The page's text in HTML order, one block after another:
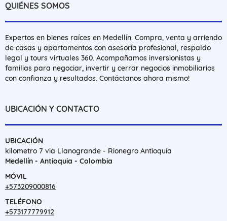
QUIÉNES SOMOS
Expertos en bienes raíces en Medellín. Compra, venta y arriendo
de casas y apartamentos con asesoría profesional, respaldo
legal y tours virtuales 360. Acompañamos inversionistas y
familias para negociar, invertir y cerrar negocios inmobiliarios
con confianza y resultados. Contáctanos ahora mismo!
UBICACIÓN Y CONTACTO
UBICACIÓN
kilometro 7 via Llanogrande - Rionegro Antioquía
Medellín - Antioquia - Colombia
MÓVIL
+573209000816
TELÉFONO
+573177779912